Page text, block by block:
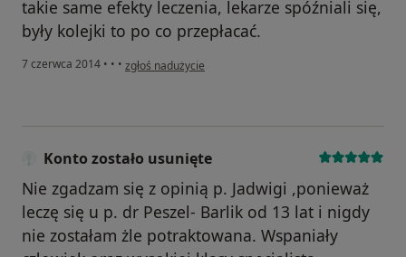
takie same efekty leczenia, lekarze spóźniali się,
były kolejki to po co przepłacać.
7 czerwca 2014 • • • w opinii użytkownika pacjent
zgłoś nadużycie
Konto zostało usunięte
Nie zgadzam się z opinią p. Jadwigi ,ponieważ
leczę się u p. dr Peszel- Barlik od 13 lat i nigdy
nie zostałam żle potraktowana. Wspaniały